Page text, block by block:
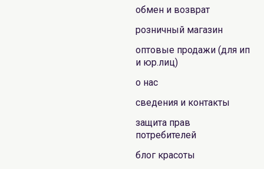
обмен и возврат
розничный магазин
оптовые продажи (для ип
и юр.лиц)
о нас
сведения и контакты
защита прав
потребителей
блог красоты